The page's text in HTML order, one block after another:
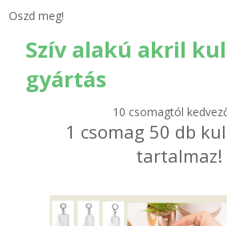
GÉPÉSZET-PÉBÉ-gáz - KÉSZLETEK
TÖMÍTŐ TÁBLA - SZIGETELŐ LEMEZ
TÖMÍTŐ ZSINÓR - RAGASZTÓ
Hírek
ÁSZF
Oszd meg!
Szív alakú akril
gyártás
10 csomagtól
1 csomag 50 db
tartalmaz!